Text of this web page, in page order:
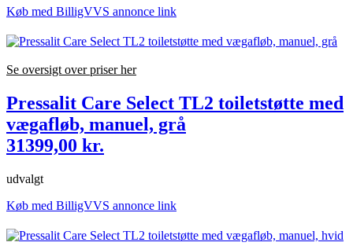
Køb med BilligVVS annonce link
Se oversigt over priser her
Pressalit Care Select TL2 toiletstøtte med
vægafløb, manuel, grå
31399,00 kr.
udvalgt
Køb med BilligVVS annonce link